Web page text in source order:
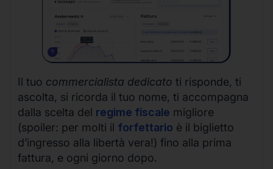
Il tuo commercialista dedicato ti risponde, ti
ascolta, si ricorda il tuo nome, ti accompagna
dalla scelta del regime fiscale migliore
(spoiler: per molti il forfettario è il biglietto
d’ingresso alla libertà vera!) fino alla prima
fattura, e ogni giorno dopo.